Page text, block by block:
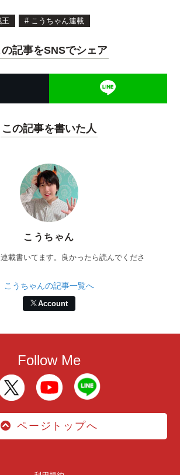
王 # こうちゃん連載
の記事をSNSでシェア
この記事を書いた人
こうちゃん
載書いてます。良かったら読んでくださ
こうちゃんの記事一覧へ
Account
Follow Me
ページトップへ